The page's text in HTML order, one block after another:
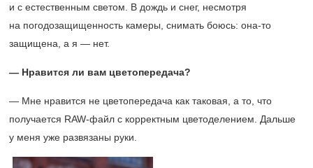
и с естественным светом. В дождь и снег, несмотря
на погодозащищенность камеры, снимать боюсь: она-то
защищена, а я — нет.
— Нравится ли вам цветопередача?
— Мне нравится не цветопередача как таковая, а то, что
получается RAW-файл с корректным цветоделением. Дальше
у меня уже развязаны руки.